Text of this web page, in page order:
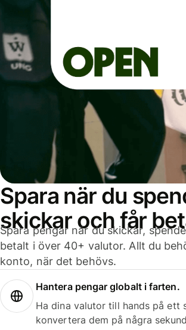
Spara när du
skickar och får
Spara pengar när du skickar,
betalt i över 40+ valutor. Allt du
konto, när det behövs.
Hantera pengar globalt i farten.
Ha dina valutor till hands på ett
konvertera dem på några